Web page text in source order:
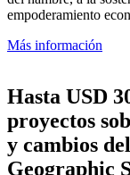
empoderamiento
Más información
Hasta USD
proyectos
y cambios
Geographic